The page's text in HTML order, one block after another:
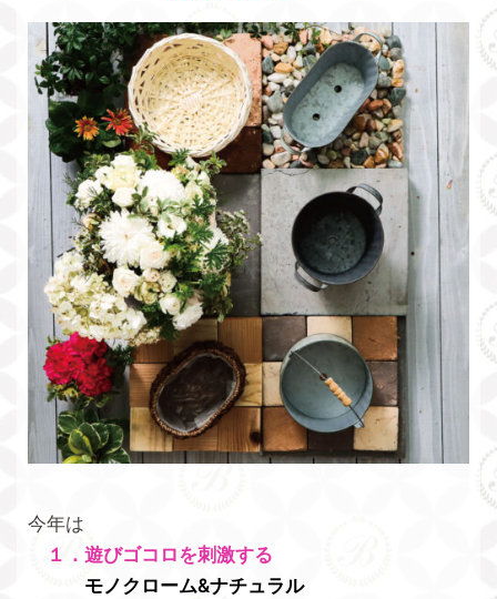
今年は
１．遊びゴコロを刺激する
モノクローム&ナチュラル